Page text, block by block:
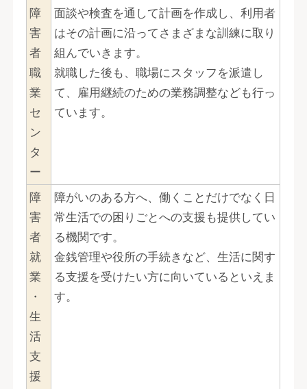
障
害
者
職
業
セ
ン
タ
ー
面談や検査を通して計画を作成し、利用者
はその計画に沿ってさまざまな訓練に取り
組んでいきます。
就職した後も、職場にスタッフを派遣し
て、雇用継続のための業務調整なども行っ
ています。
障
害
者
就
業
・
生
活
支
援
障がいのある方へ、働くことだけでなく日
常生活での困りごとへの支援も提供してい
る機関です。
金銭管理や役所の手続きなど、生活に関す
る支援を受けたい方に向いているといえま
す。